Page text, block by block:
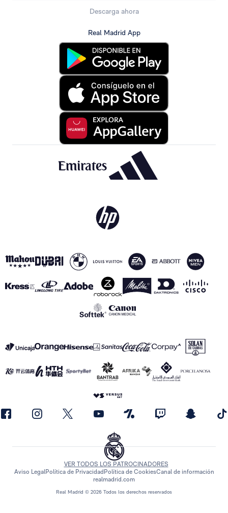
Descarga ahora
Real Madrid App
Real Madrid © 2026 Todos los derechos reservados
VER TODOS LOS PATROCINADORES
Aviso LegalPolítica de Privacidad Política de CookiesCanal de información
realmadrid.com